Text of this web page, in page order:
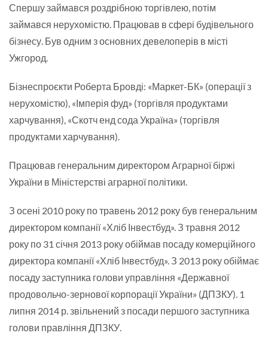
Спершу займався роздрібною торгівлею, потім
займався нерухомістю. Працював в сфері будівельного
бізнесу. Був одним з основних девелоперів в місті
Ужгород.
Бізнеспроєкти Роберта Бровді: «Маркет-БК» (операції з
нерухомістю), «Імперія фуд» (торгівля продуктами
харчування), «Скотч енд сода Україна» (торгівля
продуктами харчування).
Працював генеральним директором Аграрної біржі
України в Міністерстві аграрної політики.
З осені 2010 року по травень 2012 року був генеральним
директором компанії «Хліб Інвестбуд». З травня 2012
року по 31 січня 2013 року обіймав посаду комерційного
директора компанії «Хліб Інвестбуд». З 2013 року обіймає
посаду заступника голови управління «Державної
продовольчо-зернової корпорації України» (ДПЗКУ). 1
липня 2014 р. звільнений з посади першого заступника
голови правління ДПЗКУ.